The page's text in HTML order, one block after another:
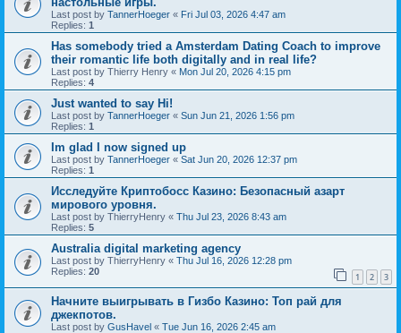
Last post by TannerHoeger « Fri Jul 03, 2026 4:47 am
Replies: 1
Has somebody tried a Amsterdam Dating Coach to improve
their romantic life both digitally and in real life?
Last post by Thierry Henry « Mon Jul 20, 2026 4:15 pm
Replies: 4
Just wanted to say Hi!
Last post by TannerHoeger « Sun Jun 21, 2026 1:56 pm
Replies: 1
Im glad I now signed up
Last post by TannerHoeger « Sat Jun 20, 2026 12:37 pm
Replies: 1
Исследуйте Криптобосс Казино: Безопасный азарт
мирового уровня.
Last post by ThierryHenry « Thu Jul 23, 2026 8:43 am
Replies: 5
Australia digital marketing agency
Last post by ThierryHenry « Thu Jul 16, 2026 12:28 pm
Replies: 20 1 2 3
Начните выигрывать в Гизбо Казино: Топ рай для
джекпотов.
Last post by GusHavel « Tue Jun 16, 2026 2:45 am